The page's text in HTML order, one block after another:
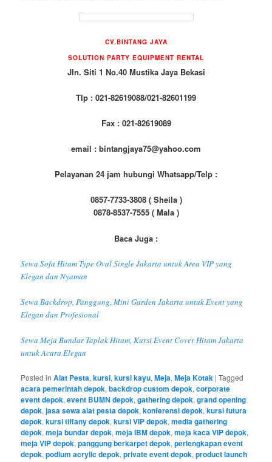
CV.BINTANG JAYA
SOLUTION PARTY EQUIPMENT RENTAL
Jln. Siti 1 No.40 Mustika Jaya Bekasi
Tlp : 021-82619088/021-82601199
Fax : 021-82619089
email : bintangjaya75@yahoo.com
Pelayanan 24 jam hubungi Whatsapp/Telp :
0857-7733-3808 ( Sheila )
0878-8537-7555 ( Mala )
Baca Juga :
Sewa Sofa Hitam Type Oval Single Jakarta untuk Area VIP yang
Elegan dan Nyaman
Sewa Backdrop, Panggung, Mini Garden Jakarta untuk Event yang
Elegan dan Profesional
Sewa Meja Bundar Taplak Hitam, Kursi Event Cover Hitam Jakarta
untuk Acara Elegan
Posted in Alat Pesta,kursi,kursi kayu,Meja,Meja Kotak |Tagged
acara pemerintah depok,backdrop custom depok,corporate
event depok,event BUMN depok,gathering depok,grand opening
depok,jasa sewa alat pesta depok,konferensi depok,kursi futura
depok,kursi tiffany depok,kursi VIP depok,media gathering
depok,meja bundar depok,meja IBM depok,meja kaca VIP depok,
meja VIP depok,panggung berkarpet depok,perlengkapan event
depok,podium acrylic depok,private event depok,product launch